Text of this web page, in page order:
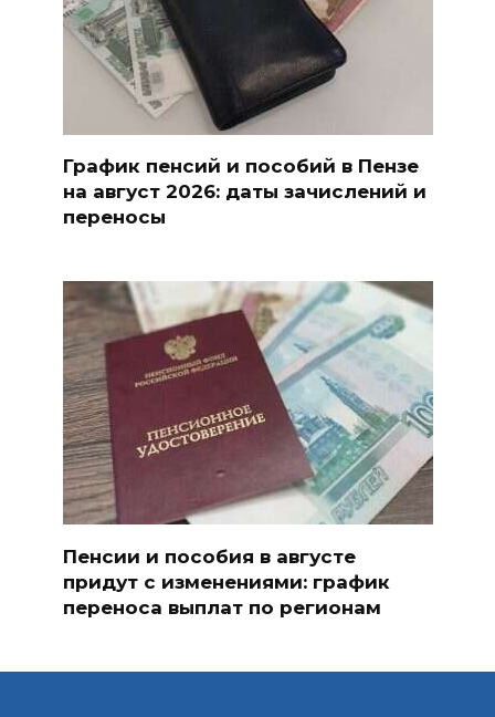
График пенсий и пособий в Пензе
на август 2026: даты зачислений и
переносы
Пенсии и пособия в августе
придут с изменениями: график
переноса выплат по регионам